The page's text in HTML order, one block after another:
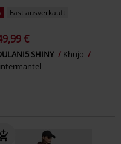
Fast ausverkauft
€
SHINY
Khujo